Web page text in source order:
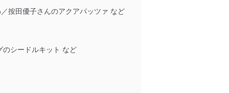
按田優子さんのアクアパッツァ など
のシードルキット など